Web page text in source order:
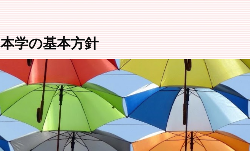
本学の基本方針